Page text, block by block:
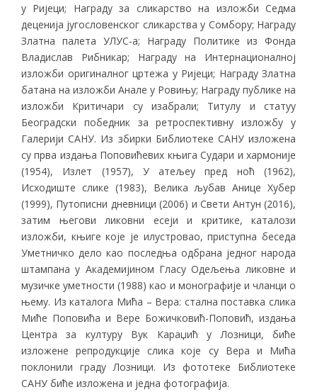
у Ријеци; Награду за сликарство на изложби Седма
деценија југословенског сликарства у Сомбору; Награду
Златна палета УЛУС-а; Награду Политике из Фонда
Владислав Рибникар; Награду на Интернационалној
изложби оригиналног цртежа у Ријеци; Награду Златна
батана на изложби Анале у Ровињу; Награду публике на
изложби Критичари су изабрали; Титулу и статуу
Београдски победник за ретроспективну изложбу у
Галерији САНУ. Из збирки Библиотеке САНУ изложена
су прва издања Поповићевих књига Судари и хармоније
(1954), Излет (1957), У атељеу пред ноћ (1962),
Исходиште слике (1983), Велика љубав Анице Хубер
(1999), Путописни дневници (2006) и Свети Антун (2016),
затим његови ликовни есеји и критике, каталози
изложби, књиге које је илустровао, приступна беседа
Уметничко дело као последња одбрана једног народа
штампана у Академијином Гласу Одељења ликовне и
музичке уметности (1988) као и монографије и чланци о
њему. Из каталога Мића – Вера: стална поставка слика
Миће Поповића и Вере Божичковић-Поповић, издања
Центра за културу Вук Караџић у Лозници, биће
изложене репродукције слика које су Вера и Мића
поклонили граду Лозници. Из фототеке Библиотеке
САНУ биће изложена и једна фотографија.